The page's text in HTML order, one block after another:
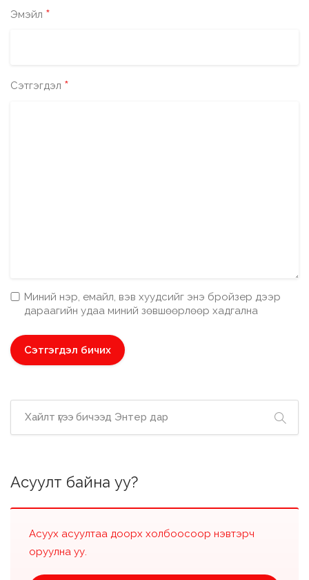
Эмэйл *
Сэтгэгдэл *
Миний нэр, емайл, вэв хуудсийг энэ бройзер дээр
дараагийн удаа миний зөвшөөрлөөр хадгална
Асуулт байна уу?
Асуух асуултаа доорх холбоосоор нэвтэрч
оруулна уу.